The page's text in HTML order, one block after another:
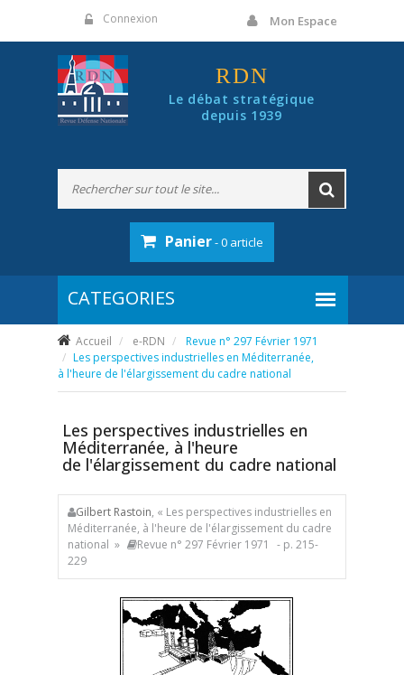
Connexion Mon Espace
RDN
Le débat stratégique
depuis 1939
Panier- 0 article
Accueil e-RDN
Revue n° 297 Février 1971
Les perspectives industrielles en Méditerranée,
à l'heure de l'élargissement du cadre national
Les perspectives industrielles en
Méditerranée, à l'heure
de l'élargissement du cadre national
Gilbert Rastoin, « Les perspectives industrielles en
Méditerranée, à l'heure de l'élargissement du cadre
national »
Revue n° 297 Février 1971
- p. 215-
229